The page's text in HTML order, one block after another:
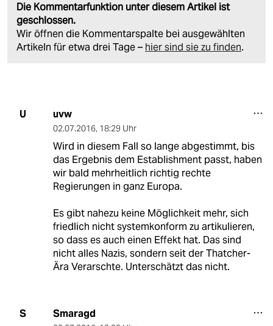
Die Kommentarfunktion unter diesem Artikel ist
geschlossen.
Wir öffnen die Kommentarspalte bei ausgewählten
Artikeln für etwa drei Tage – hier sind sie zu finden.
U uvw
02.07.2016, 18:29 Uhr
Wird in diesem Fall so lange abgestimmt, bis
das Ergebnis dem Establishment passt, haben
wir bald mehrheitlich richtig rechte
Regierungen in ganz Europa.
Es gibt nahezu keine Möglichkeit mehr, sich
friedlich nicht systemkonform zu artikulieren,
so dass es auch einen Effekt hat. Das sind
nicht alles Nazis, sondern seit der Thatcher-
Ära Verarschte. Unterschätzt das nicht.
S Smaragd